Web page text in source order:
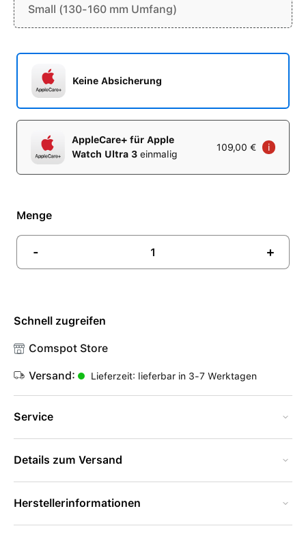
Small (130-160 mm Umfang)
Keine Absicherung
AppleCare+ für Apple
Watch Ultra 3 einmalig
109,00 € i
Menge
- +
Schnell zugreifen
Comspot Store
Versand: Lieferzeit: lieferbar in 3-7 Werktagen
Service
Details zum Versand
Herstellerinformationen